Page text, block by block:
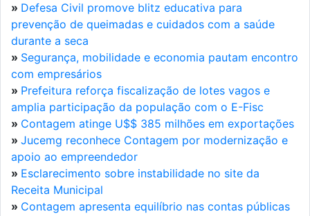
» Defesa Civil promove blitz educativa para
prevenção de queimadas e cuidados com a saúde
durante a seca
» Segurança, mobilidade e economia pautam encontro
com empresários
» Prefeitura reforça fiscalização de lotes vagos e
amplia participação da população com o E-Fisc
» Contagem atinge U$$ 385 milhões em exportações
» Jucemg reconhece Contagem por modernização e
apoio ao empreendedor
» Esclarecimento sobre instabilidade no site da
Receita Municipal
» Contagem apresenta equilíbrio nas contas públicas